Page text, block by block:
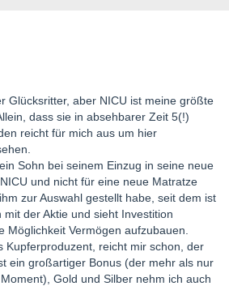
Glücksritter, aber NICU ist meine größte
dass sie in absehbarer Zeit 5(!)
reicht für mich aus um hier
Sohn bei seinem Einzug in seine neue
und nicht für eine neue Matratze
zur Auswahl gestellt habe, seit dem ist
der Aktie und sieht Investition
Möglichkeit Vermögen aufzubauen.
Kupferproduzent, reicht mir schon, der
ein großartiger Bonus (der mehr als nur
Gold und Silber nehm ich auch